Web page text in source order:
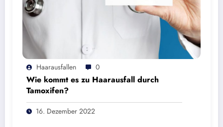
Haarausfallen 0
Wie kommt es zu Haarausfall durch
Tamoxifen?
16. Dezember 2022